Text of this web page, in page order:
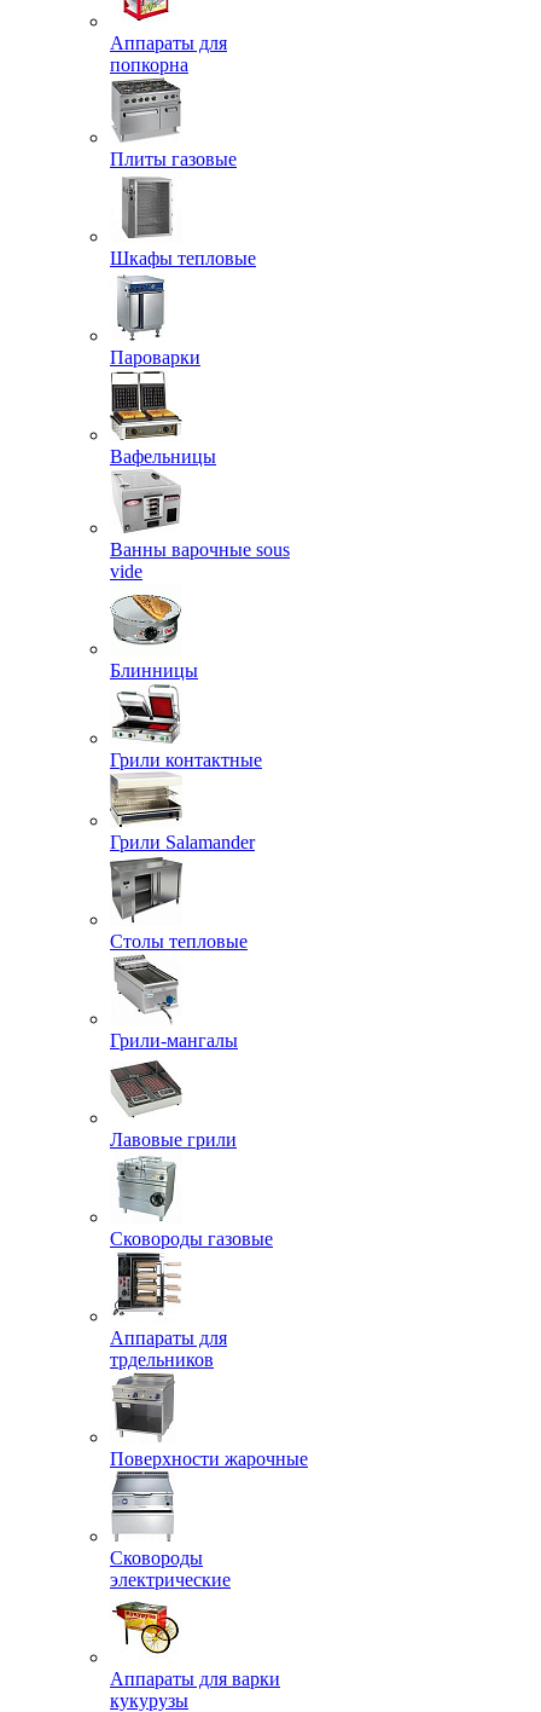
Аппараты для
попкорна
Плиты газовые
Шкафы тепловые
Пароварки
Вафельницы
Ванны варочные sous
vide
Блинницы
Грили контактные
Грили Salamander
Столы тепловые
Грили-мангалы
Лавовые грили
Сковороды газовые
Аппараты для
трдельников
Поверхности жарочные
Сковороды
электрические
Аппараты для варки
кукурузы